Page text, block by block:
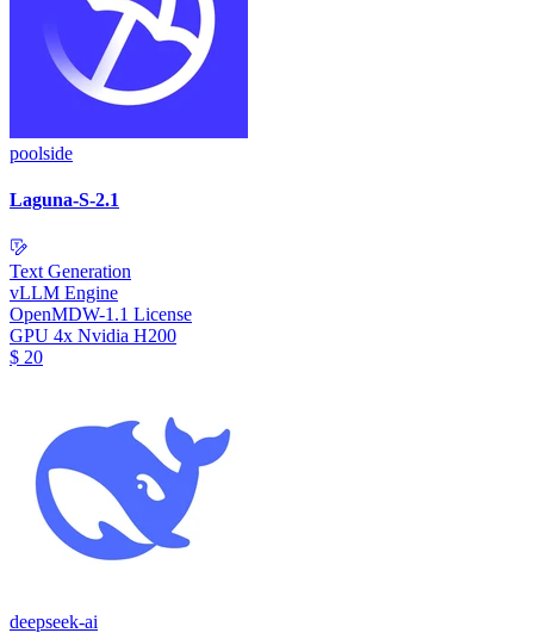
poolside
Laguna-S-2.1
Text Generation
vLLM Engine
OpenMDW-1.1 License
GPU 4x Nvidia H200
$ 20
deepseek-ai